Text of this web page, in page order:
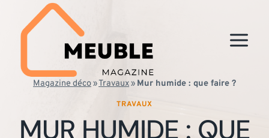
contenu
Magazine déco»Travaux» Mur humide : que faire ?
TRAVAUX
MUR HUMIDE : QUE